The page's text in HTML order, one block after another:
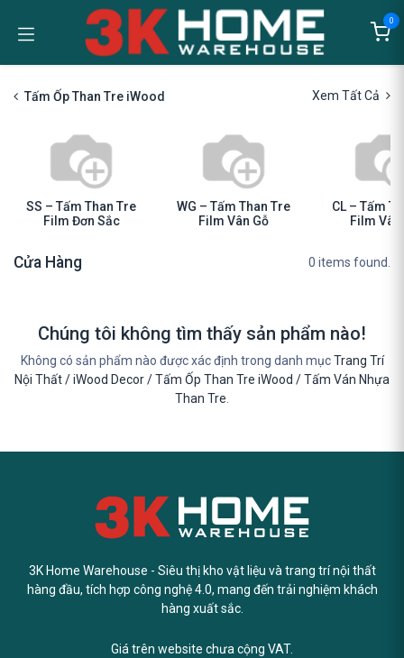
Bỏ qua để đến Nội dung
0
Tấm Ốp Than Tre iWood Xem Tất Cả
SS – Tấm Than Tre
Film Đơn Sắc
WG – Tấm Than Tre
Film Vân Gỗ
CL – Tấm
Film Vân
Cửa Hàng 0 items found.
Chúng tôi không tìm thấy sản phẩm nào!
Không có sản phẩm nào được xác định trong danh mụcTrang Trí
Nội Thất / iWood Decor / Tấm Ốp Than Tre iWood / Tấm Ván Nhựa
Than Tre
3K Home Warehouse - Siêu thị kho vật liệu và trang trí nội thất
hàng đầu, tích hợp công nghệ 4.0, mang đến trải nghiệm khách
hàng xuất sắc.
Giá trên website chưa cộng VAT.